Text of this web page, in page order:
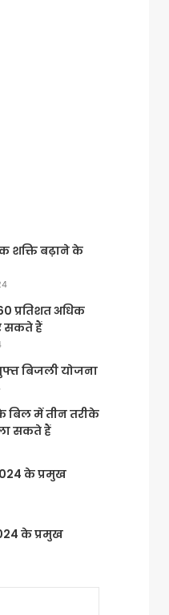
शक्ति बढ़ाने के
प्रतिशत अधिक
सकते हैं
बिजली योजना
बिल में तीन तरीके
सकते हैं
के प्रमुख
के प्रमुख